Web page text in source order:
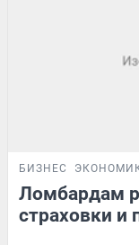
БИЗНЕС
Ломбардам
страховки и